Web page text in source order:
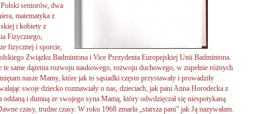
seniorów, dwa
matematyka z
i kobiety z
Fizycznego,
fizycznej i sporcie,
Związku Badmintona i Vice Prezydenta Europejskiej Unii Badmintona.
te same dążenia rozwoju naukowego, rozwoju duchowego, w zupełnie różnych
nasze Mamy, które jak to sąsiadki często przystawały i prowadziły
swoje dziecko rozmawiały o nas, dzieciach, jak pani Anna Horodecka z
oddaną i dumną ze swojego syna Mamą, który odwdzięczał się niespotykaną
czasy, trudne czasy. W roku 1968 zmarła „starsza pani” jak Ją nazywałam.